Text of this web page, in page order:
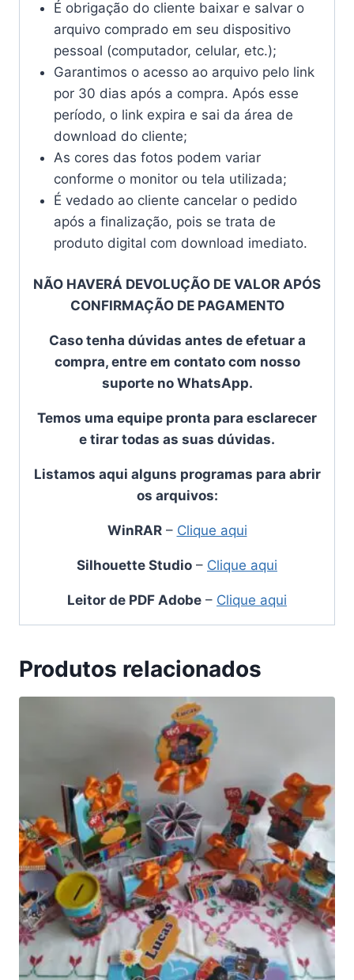
É obrigação do cliente baixar e salvar o
arquivo comprado em seu dispositivo
pessoal (computador, celular, etc.);
Garantimos o acesso ao arquivo pelo link
por 30 dias após a compra. Após esse
período, o link expira e sai da área de
download do cliente;
As cores das fotos podem variar
conforme o monitor ou tela utilizada;
É vedado ao cliente cancelar o pedido
após a finalização, pois se trata de
produto digital com download imediato.
NÃO HAVERÁ DEVOLUÇÃO DE VALOR APÓS
CONFIRMAÇÃO DE PAGAMENTO
Caso tenha dúvidas antes de efetuar a
compra, entre em contato com nosso
suporte no WhatsApp.
Temos uma equipe pronta para esclarecer
e tirar todas as suas dúvidas.
Listamos aqui alguns programas para abrir
os arquivos:
WinRAR– Clique aqui
Silhouette Studio – Clique aqui
Leitor de PDF Adobe – Clique aqui
Produtos relacionados